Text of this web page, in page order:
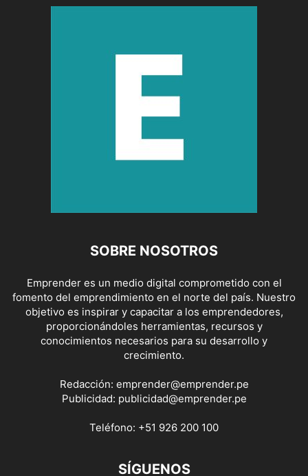
SOBRE NOSOTROS
Emprender es un medio digital comprometido con el
fomento del emprendimiento en el norte del país. Nuestro
objetivo es inspirar y capacitar a los emprendedores,
proporcionándoles herramientas, recursos y
conocimientos necesarios para su desarrollo y
crecimiento.
Redacción: emprender@emprender.pe
Publicidad: publicidad@emprender.pe
Teléfono: +51 926 200 100
SÍGUENOS